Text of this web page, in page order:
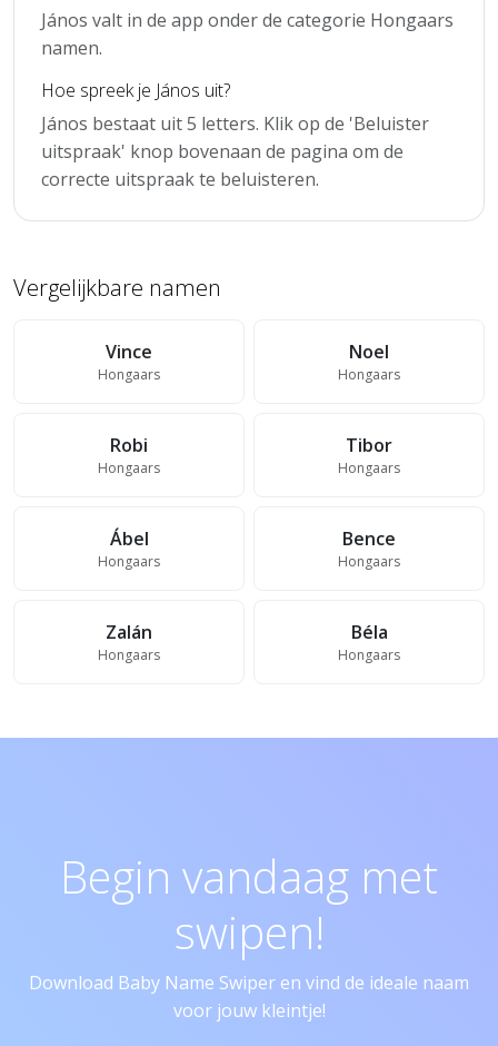
János valt in de app onder de categorie Hongaars
namen.
Hoe spreek je János uit?
János bestaat uit 5 letters. Klik op de 'Beluister
uitspraak' knop bovenaan de pagina om de
correcte uitspraak te beluisteren.
Vergelijkbare namen
Vince
Hongaars
Noel
Hongaars
Robi
Hongaars
Tibor
Hongaars
Ábel
Hongaars
Bence
Hongaars
Zalán
Hongaars
Béla
Hongaars
Begin vandaag met
swipen!
Download Baby Name Swiper en vind de ideale naam
voor jouw kleintje!